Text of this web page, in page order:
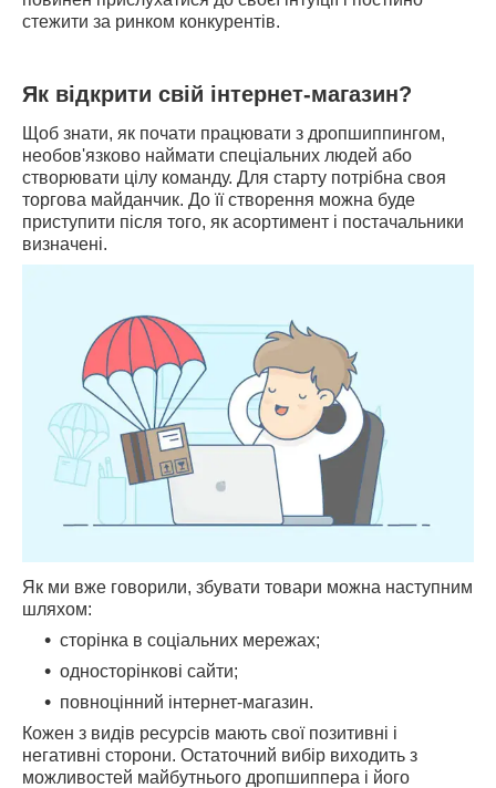
стежити за ринком конкурентів.
Як відкрити свій інтернет-магазин?
Щоб знати, як почати працювати з дропшиппингом,
необов'язково наймати спеціальних людей або
створювати цілу команду. Для старту потрібна своя
торгова майданчик. До її створення можна буде
приступити після того, як асортимент і постачальники
визначені.
Як ми вже говорили, збувати товари можна наступним
шляхом:
сторінка в соціальних мережах;
односторінкові сайти;
повноцінний інтернет-магазин.
Кожен з видів ресурсів мають свої позитивні і
негативні сторони. Остаточний вибір виходить з
можливостей майбутнього дропшиппера і його